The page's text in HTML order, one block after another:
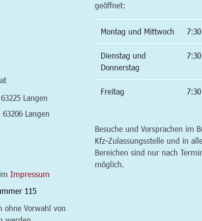
63225 Langen
63206 Langen
Impressum
115
ohne Vorwahl von
geöffnet:
Montag und Mittwoch
Dienstag und
Donnerstag
Freitag
Besuche und Vorsprachen im
Kfz-Zulassungsstelle und in
Bereichen sind nur nach
möglich.